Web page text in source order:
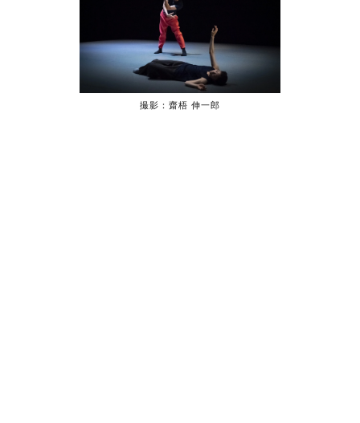
撮影：齋梧 伸一郎